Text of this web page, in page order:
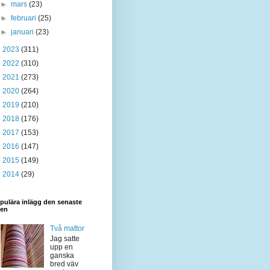
►mars(23)
►februari(25)
►januari(23)
2023 (311)
2022 (310)
2021 (273)
2020 (264)
2019 (210)
2018 (176)
2017 (153)
2016 (147)
2015 (149)
2014 (29)
inlägg den senaste
Två mattor
Jag satte
upp en
ganska
bred väv